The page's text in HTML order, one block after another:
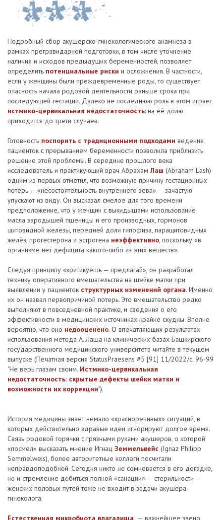
Подробный сбор акушерско-гинекологического анамнеза в
рамках прегравидарной подготовки, в том числе уточнение
наличия и исходов предыдущих беременностей, позволяет
определить потенциальные риски и осложнения. В частности,
если у женщины были преждевременные роды, то существует
опасность начала родовой деятельности раньше срока при
последующей гестации. Далеко не последнюю роль в этом играет
истмико-цервикальная недостаточность: на её долю
приходится до трети случаев.
Готовность поспорить с традиционными подходами ведения
пациенток с прерыванием беременности позволила приблизить
решение этой проблемы. В середине прошлого века
исследователь и практикующий врач АбрахамЛаш (Abraham Lash)
одним из первых отметил, что возможную причину гестационных
потерь — «несостоятельность внутреннего зева» — зачастую
упускают из виду. Он высказал смелое для того времени
предположение, что у женщин с выкидышами использование
масла зародышей пшеницы и его производных, гормонов
щитовидной железы, передней доли гипофиза, паращитовидных
желёз, прогестерона и эстрогена неэффективно, поскольку «в
организме нет дефицита какого-либо из этих веществ».
Следуя принципу «критикуешь — предлагай», он разработал
технику оперативного вмешательства на шейке матки при
выявлении у пациенток структурных изменений органа. Именно
их он назвал первопричиной потерь. Это вмешательство редко
выполняют в повседневной практике, и сведения о его
эффективности в медицинских источниках крайне скудны. Вполне
вероятно, что оно недооценено. О впечатляющих результатах
использования метода А. Лаша на клинических базах Башкирского
государственного медицинского университета читайте в текущем
выпуске (Печатная версия StatusPraesens #5 [91] 11/2022/с. 96-99
"Не верь глазам своим. Истмико-цервикальная
недостаточность: скрытые дефекты шейки матки и
возможности их коррекции").
История медицины знает немало «красноречивых» ситуаций, в
которых действительно здравые идеи игнорируют долгое время.
Связь родовой горячки с грязными руками акушеров, о которой
«посмел» высказать мнение Игнац Земмельвейс (Ignaz Philipp
Semmelweis), более авторитетные коллеги посчитали
неправдоподобной. Сегодня никто не сомневается в его догадке,
но и стремление добиться полной «санации» — стерильности —
женских половых путей тоже не входит в задачи акушера-
гинеколога.
Естественная микробиота влагалища — важнейшее звено